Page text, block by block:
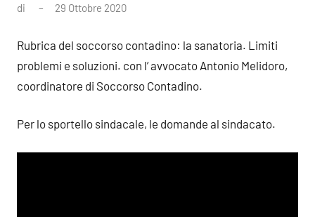
di 29 Ottobre 2020
Rubrica del soccorso contadino: la sanatoria. Limiti
problemi e soluzioni. con l’ avvocato Antonio Melidoro,
coordinatore di Soccorso Contadino.
Per lo sportello sindacale, le domande al sindacato.